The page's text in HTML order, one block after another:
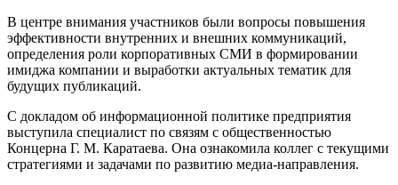
В центре внимания участников были вопросы повышения
эффективности внутренних и внешних коммуникаций,
определения роли корпоративных СМИ в формировании
имиджа компании и выработки актуальных тематик для
будущих публикаций.
С докладом об информационной политике предприятия
выступила специалист по связям с общественностью
Концерна Г. М. Каратаева. Она ознакомила коллег с текущими
стратегиями и задачами по развитию медиа-направления.